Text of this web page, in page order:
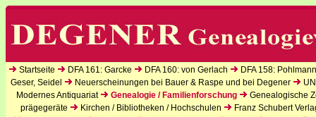
Startseite DFA 161: Garcke DFA 160: von Gerlach
DFA 158:
Geser, Seidel
Neuerscheinungen bei Bauer & Raspe und bei Degener
Modernes Antiquariat
Genealogie / Familienforschung
Genealogische
prägegeräte
Kirchen / Bibliotheken / Hochschulen
Franz Schubert